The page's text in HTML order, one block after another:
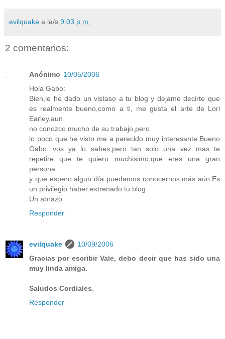
evilquake a la/s 9:03 p.m.
2 comentarios:
Anónimo 10/05/2006
Hola Gabo:
Bien,le he dado un vistaso a tu blog y dejame decirte que
es realmente bueno,como a ti, me gusta el arte de Lori
Earley,aun
no conozco mucho de su trabajo,pero
lo poco que he visto me a parecido muy interesante.Bueno
Gabo...vos ya lo sabes,pero tan solo una vez mas te
repetire que te quiero muchisimo,que eres una gran
persona
y que espero algun día puedamos conocernos más aún.Es
un privilegio haber extrenado tu blog
Un abrazo
Responder
evilquake
10/09/2006
Gracias por escribir Vale, debo decir que has sido una
muy linda amiga.
Saludos Cordiales.
Responder